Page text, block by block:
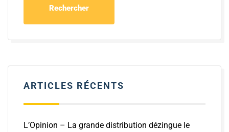
ARTICLES RÉCENTS
L’Opinion – La grande distribution dézingue le